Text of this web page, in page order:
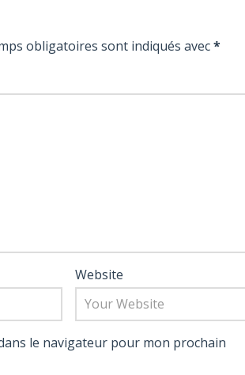
obligatoires sont indiqués avec*
Website
le navigateur pour mon prochain